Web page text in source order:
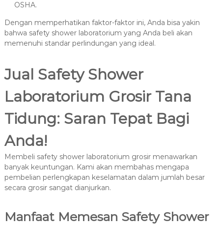
OSHA.
Dengan memperhatikan faktor-faktor ini, Anda bisa yakin
bahwa safety shower laboratorium yang Anda beli akan
memenuhi standar perlindungan yang ideal.
Jual Safety Shower
Laboratorium Grosir Tana
Tidung: Saran Tepat Bagi
Anda!
Membeli safety shower laboratorium grosir menawarkan
banyak keuntungan. Kami akan membahas mengapa
pembelian perlengkapan keselamatan dalam jumlah besar
secara grosir sangat dianjurkan.
Manfaat Memesan Safety Shower